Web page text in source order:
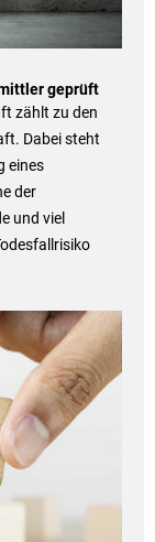
geprüft
zählt zu den
Dabei steht
eines
der
und viel